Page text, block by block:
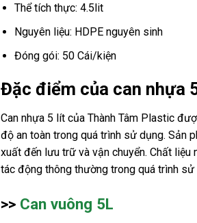
Thể tích thực: 4.5lit
Nguyên liệu: HDPE nguyên sinh
Đóng gói: 50 Cái/kiện
Đặc điểm của can nhựa
Can nhựa 5 lít của Thành Tâm Plastic
độ an toàn trong quá trình sử dụng. Sản
xuất đến lưu trữ và vận chuyển. Chất
tác động thông thường trong quá trình sử
>> Can vuông 5L